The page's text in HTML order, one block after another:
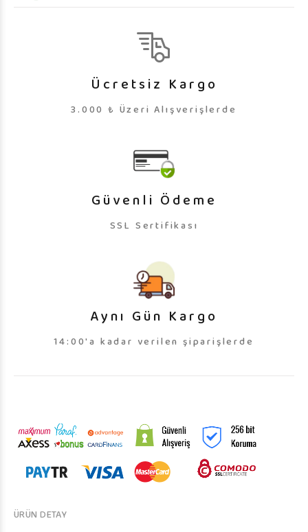
Ücretsiz Kargo
3.000 ₺ Üzeri Alışverişlerde
Güvenli Ödeme
SSL Sertifikası
Aynı Gün Kargo
14:00'a kadar verilen şiparişlerde
ÜRÜN DETAY